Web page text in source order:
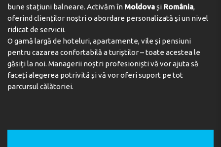
bune stațiuni balneare. Activăm în Moldovași România,
oferind clienților noștri o abordare personalizată și un nivel
ridicat de servicii.
O gamă largă de hoteluri, apartamente, vile și pensiuni
pentru cazarea confortabilă a turiștilor – toate acestea le
găsiți la noi. Managerii noștri profesioniști vă vor ajuta să
faceți alegerea potrivită și vă vor oferi suport pe tot
parcursul călătoriei.